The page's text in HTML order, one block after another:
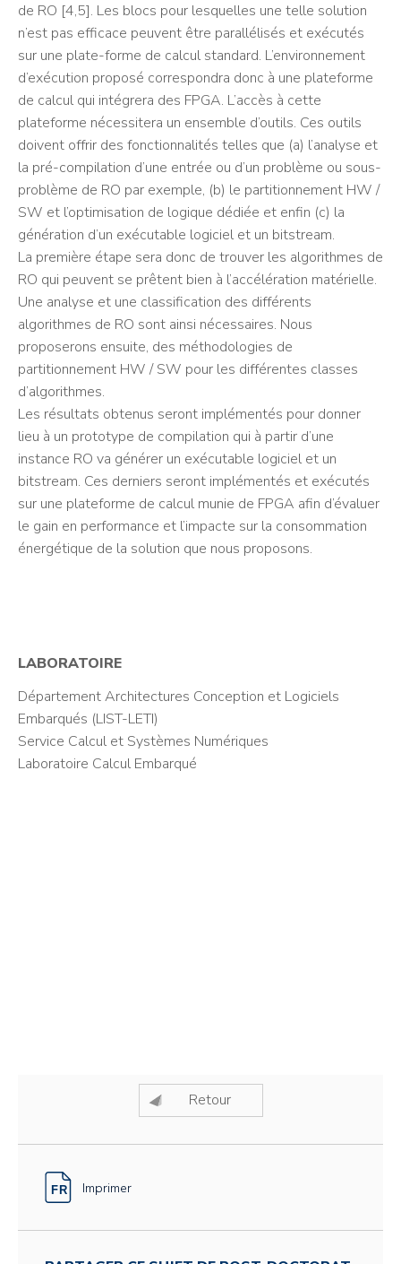
de RO [4,5]. Les blocs pour lesquelles une telle solution
n’est pas efficace peuvent être parallélisés et exécutés
sur une plate-forme de calcul standard. L’environnement
d’exécution proposé correspondra donc à une plateforme
de calcul qui intégrera des FPGA. L’accès à cette
plateforme nécessitera un ensemble d’outils. Ces outils
doivent offrir des fonctionnalités telles que (a) l’analyse et
la pré-compilation d’une entrée ou d’un problème ou sous-
problème de RO par exemple, (b) le partitionnement HW /
SW et l’optimisation de logique dédiée et enfin (c) la
génération d’un exécutable logiciel et un bitstream.
La première étape sera donc de trouver les algorithmes de
RO qui peuvent se prêtent bien à l’accélération matérielle.
Une analyse et une classification des différents
algorithmes de RO sont ainsi nécessaires. Nous
proposerons ensuite, des méthodologies de
partitionnement HW / SW pour les différentes classes
d’algorithmes.
Les résultats obtenus seront implémentés pour donner
lieu à un prototype de compilation qui à partir d’une
instance RO va générer un exécutable logiciel et un
bitstream. Ces derniers seront implémentés et exécutés
sur une plateforme de calcul munie de FPGA afin d’évaluer
le gain en performance et l’impacte sur la consommation
énergétique de la solution que nous proposons.
LABORATOIRE
Département Architectures Conception et Logiciels
Embarqués (LIST-LETI)
Service Calcul et Systèmes Numériques
Laboratoire Calcul Embarqué
Retour
Imprimer